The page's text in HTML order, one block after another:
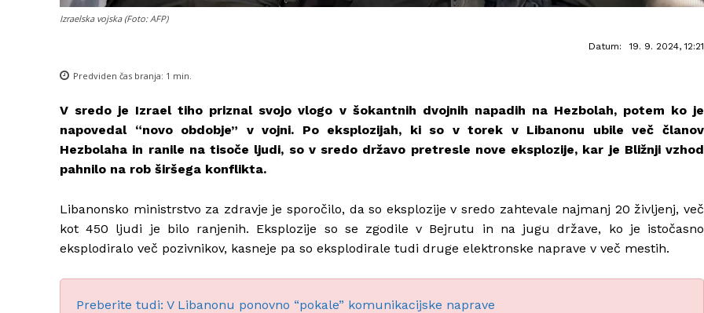
Izraelska vojska (Foto: AFP)
Datum: 19. 9. 2024, 12:21
Predviden čas branja: 1 min.
V sredo je Izrael tiho priznal svojo vlogo v šokantnih dvojnih napadih na Hezbolah, potem ko je
napovedal “novo obdobje” v vojni. Po eksplozijah, ki so v torek v Libanonu ubile več članov
Hezbolaha in ranile na tisoče ljudi, so v sredo državo pretresle nove eksplozije, kar je Bližnji vzhod
pahnilo na rob širšega konflikta.
Libanonsko ministrstvo za zdravje je sporočilo, da so eksplozije v sredo zahtevale najmanj 20 življenj, več
kot 450 ljudi je bilo ranjenih. Eksplozije so se zgodile v Bejrutu in na jugu države, ko je istočasno
eksplodiralo več pozivnikov, kasneje pa so eksplodirale tudi druge elektronske naprave v več mestih.
Preberite tudi: V Libanonu ponovno “pokale” komunikacijske naprave